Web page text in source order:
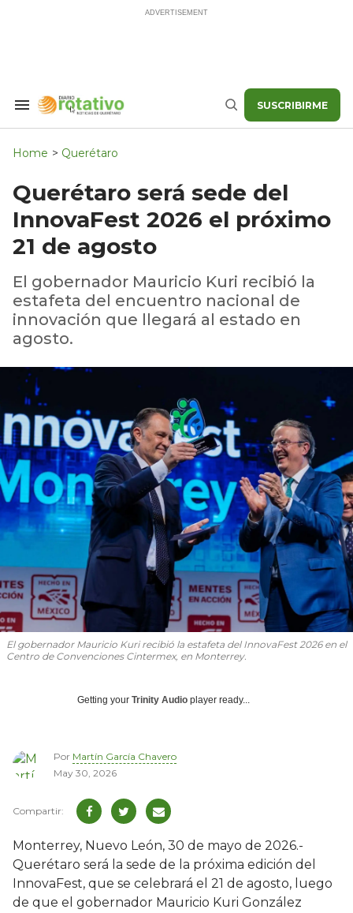
Search
Navigation
Buscar SUSCRIBIRME
Home > Querétaro
Querétaro será sede del
InnovaFest 2026 el próximo
21 de agosto
El gobernador Mauricio Kuri recibió la
estafeta del encuentro nacional de
innovación que llegará al estado en
agosto.
El gobernador Mauricio Kuri recibió la estafeta del InnovaFest 2026 en el
Centro de Convenciones Cintermex, en Monterrey.
Getting your Trinity Audio player ready...
Por Martín García Chavero
May 30, 2026
Monterrey, Nuevo León, 30 de mayo de 2026.-
Querétaro será la sede de la próxima edición del
InnovaFest, que se celebrará el 21 de agosto, luego
de que el gobernador Mauricio Kuri González